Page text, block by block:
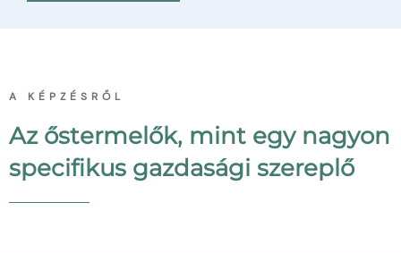
A KÉPZÉSRŐL
Az őstermelők, mint egy nagyon
specifikus gazdasági szereplő